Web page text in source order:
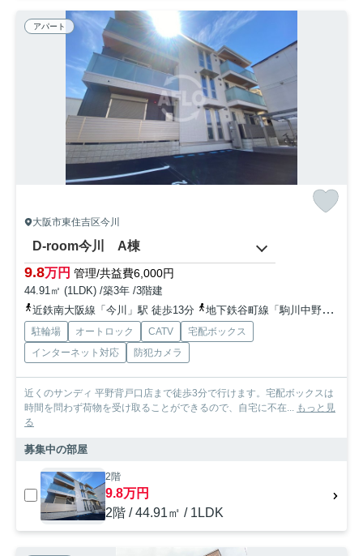
アパート
大阪市東住吉区今川
D-room今川 A棟
9.8万円 管理/共益費6,000円
44.91㎡ (1LDK) /築3年 /3階建
近鉄南大阪線「今川」駅 徒歩13分
地下鉄谷町線「駒川中野」駅 徒歩15分
駐輪場 オートロック CATV
宅配ボックス
インターネット対応
防犯カメラ
近くのサンディ 平野背戸口店まで徒歩3分で行けます。宅配ボックスは
時間を問わず荷物を受け取ることができるので、自宅に不在... もっと見
る
募集中の部屋
2階
9.8万円
2階 / 44.91㎡ / 1LDK